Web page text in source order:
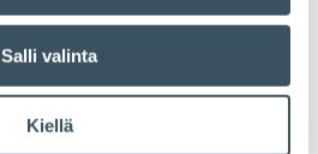
Salli valinta
Kiellä